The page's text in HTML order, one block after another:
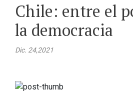
Chile: entre el
la democracia
Dic. 24,2021